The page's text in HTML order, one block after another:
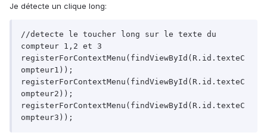
Je détecte un clique long:
//detecte le toucher long sur le texte du
compteur 1,2 et 3
registerForContextMenu(findViewById(R.id.texteC
ompteur1));
registerForContextMenu(findViewById(R.id.texteC
ompteur2));
registerForContextMenu(findViewById(R.id.texteC